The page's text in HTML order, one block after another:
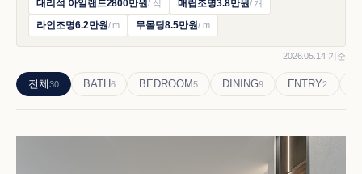
대리석 아일랜드2800만원/ 식 매립조명3.8만원/ 개
라인조명6.2만원/m 무몰딩8.5만원/ m
2026.05.14 기준
전체 30 BATH6 BEDROOM5 DINING9 ENTRY2